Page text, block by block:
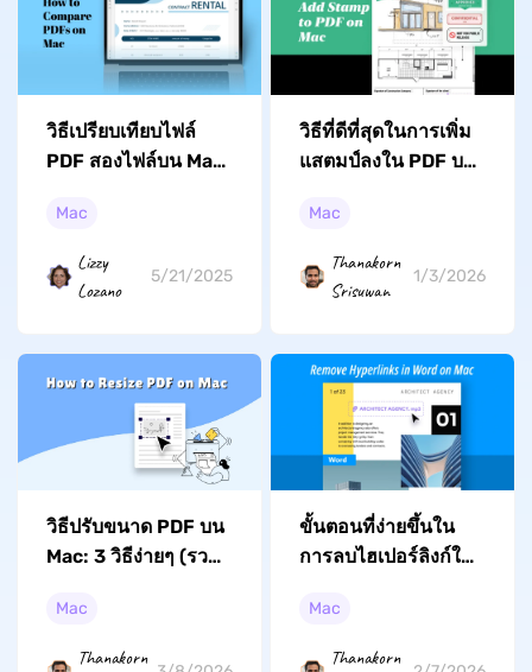
วิธีเปรียบเทียบไฟล์
PDF สองไฟล์บน Mac
Mac
Lizzy
Lozano
5/21/2025
วิธีที่ดีที่สุดในการเพิ่ม
แสตมป์ลงใน PDF บน
Mac
Thanakorn
Srisuwan
1/3/2026
วิธีปรับขนาด PDF บน
Mac: 3 วิธีง่ายๆ (รวม
Mac
Thanakorn
ขั้นตอนที่ง่ายขึ้นใน
การลบไฮเปอร์ลิงก์ใน
Mac
Thanakorn